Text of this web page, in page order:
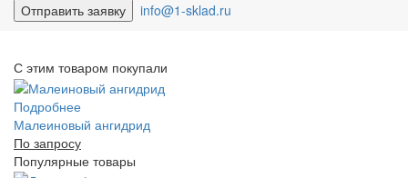
info@1-sklad.ru
С этим товаром покупали
Подробнее
Малеиновый ангидрид
По запросу
Популярные товары